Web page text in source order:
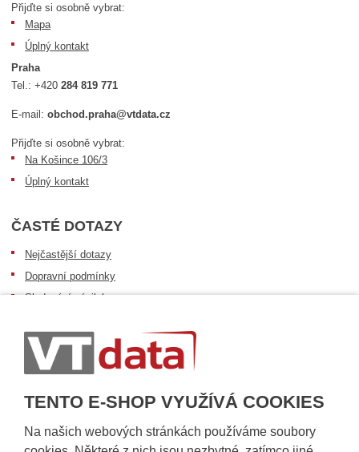
TENTO E-SHOP VYUŽÍVÁ COOKIES
Na našich webových stránkách používáme soubory
Přijďte si osobně vybrat:
Mapa
Úplný kontakt
Praha
Tel.:+420284 819 771
E-mail:obchod.praha@vtdata.cz
Přijďte si osobně vybrat:
Na Košince 106/3
Úplný kontakt
ČASTÉ DOTAZY
Nejčastější dotazy
Dopravní podmínky
Sledování zásilek
Informace k dostupnosti zboží
Obecné informace